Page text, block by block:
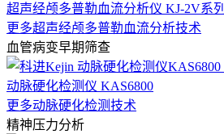
超声经颅多普勒血流分析仪 KJ-2V系列
更多超声经颅多普勒血流分析技术
血管病变早期筛查
动脉硬化检测仪 KAS6800
更多动脉硬化检测技术
精神压力分析